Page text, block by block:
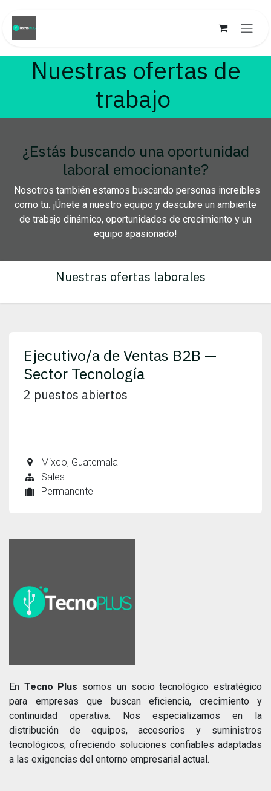
Nuestras ofertas de
trabajo
¿Estás buscando una oportunidad
laboral emocionante?
Nosotros también estamos buscando personas increíbles
como tu. ¡Únete a nuestro equipo y descubre un ambiente
de trabajo dinámico, oportunidades de crecimiento y un
equipo apasionado!
Nuestras ofertas laborales
Ejecutivo/a de Ventas B2B —
Sector Tecnología
2 puestos abiertos
Mixco, Guatemala
Sales
Permanente
En Tecno Plus somos un socio tecnológico estratégico
para empresas que buscan eficiencia, crecimiento y
continuidad operativa. Nos especializamos en la
distribución de equipos, accesorios y suministros
tecnológicos, ofreciendo soluciones confiables adaptadas
a las exigencias del entorno empresarial actual.